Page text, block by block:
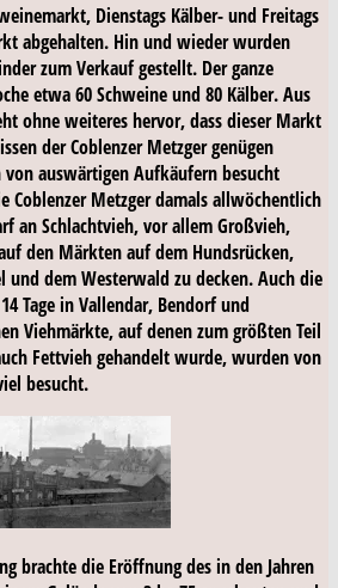
Dienstags Kälber- und Freitags
abgehalten. Hin und wieder wurden
zum Verkauf gestellt. Der ganze
etwa 60 Schweine und 80 Kälber. Aus
ohne weiteres hervor, dass dieser Markt
der Coblenzer Metzger genügen
auswärtigen Aufkäufern besucht
Coblenzer Metzger damals allwöchentlich
an Schlachtvieh, vor allem Großvieh,
den Märkten auf dem Hundsrücken,
dem Westerwald zu decken. Auch die
Tage in Vallendar, Bendorf und
Viehmärkte, auf denen zum größten Teil
Fettvieh gehandelt wurde, wurden von
besucht.
brachte die Eröffnung des in den Jahren